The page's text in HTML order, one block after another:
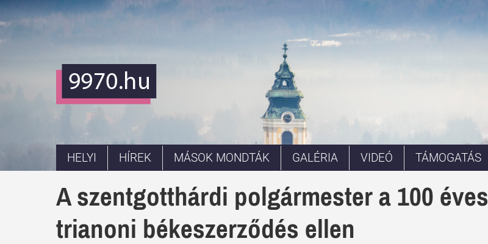
HELYI HÍREK MÁSOK MONDTÁK GALÉRIA VIDEÓ TÁMOGATÁS
A szentgotthárdi polgármester a 100 éves
trianoni békeszerződés ellen